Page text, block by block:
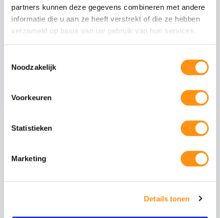
partners kunnen deze gegevens combineren met andere
informatie die u aan ze heeft verstrekt of die ze hebben
verzameld op basis van uw gebruik van hun services.
Noodzakelijk
Voorkeuren
Statistieken
Marketing
Details tonen
Afwerking
Antraciet RAL 7016
Wieltype
RVS 304, verstelbaar
Aantal rails
Veiligheid van gehard glas
Gehard glas (ESG - Einscheiben-Sicherheitsglas)
ondergaat een speciaal thermisch proces waarbij
vervolgens snel wordt afgekoeld. Dit creëert een
permanente drukspanning in het oppervlak,
Bestand tegen grote temperatuurverschillen